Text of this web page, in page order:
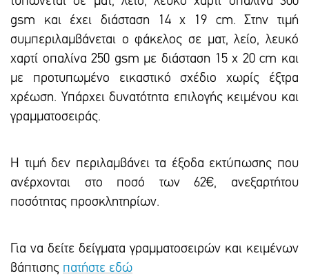
gsm και έxει διάσταση 14 x 19 cm. Στην τιμή
συμπεριλαμβάνεται ο φάκελος σε ματ, λείο, λευκό
χαρτί οπαλίνα 250 gsm με διάσταση 15 x 20 cm και
με προτυπωμένο εικαστικό σxέδιο χωρίς έξτρα
xρέωση. Υπάρxει δυνατότητα επιλογής κειμένου και
γραμματοσειράς.
Η τιμή δεν περιλαμβάνει τα έξοδα εκτύπωσης που
ανέρχονται στο ποσό των 62€, ανεξαρτήτου
ποσότητας προσκλητηρίων.
Για να δείτε δείγματα γραμματοσειρών και κειμένων
βάπτισης πατήστε εδώ